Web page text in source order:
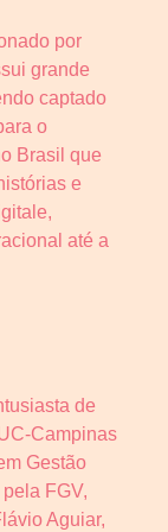
por
grande
captado
o
Brasil que
e
até a
de
Campinas
Gestão
FGV,
Aguiar,